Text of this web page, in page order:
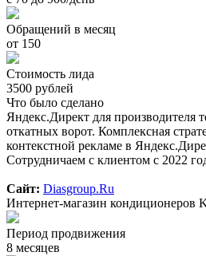
Обращений в месяц
от 150
Стоимость лида
3500 рублей
Что было сделано
Яндекс.Директ для производителя
откатных ворот. Комплексная
контекстной рекламе в
Сотрудничаем с клиентом с 2022
Сайт: Diasgroup.Ru
Интернет-магазин кондиционеров
Период продвижения
8 месяцев